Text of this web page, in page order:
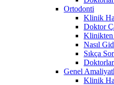
Ortodonti
Klinik
Doktor
Klinikten
Nasıl
Sıkça
Genel
Klinik